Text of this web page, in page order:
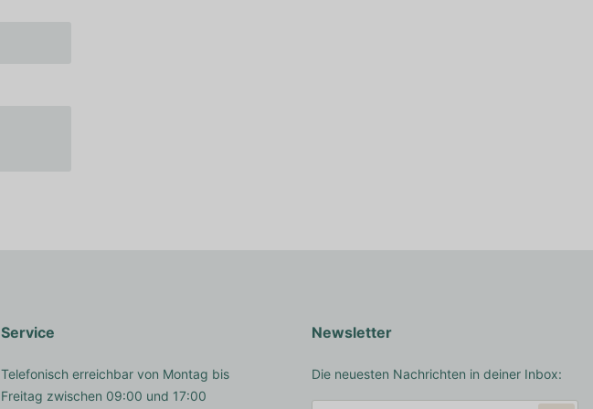
Service
Telefonisch erreichbar von Montag bis
Freitag zwischen 09:00 und 17:00
Newsletter
Die neuesten Nachrichten in deiner Inbox: